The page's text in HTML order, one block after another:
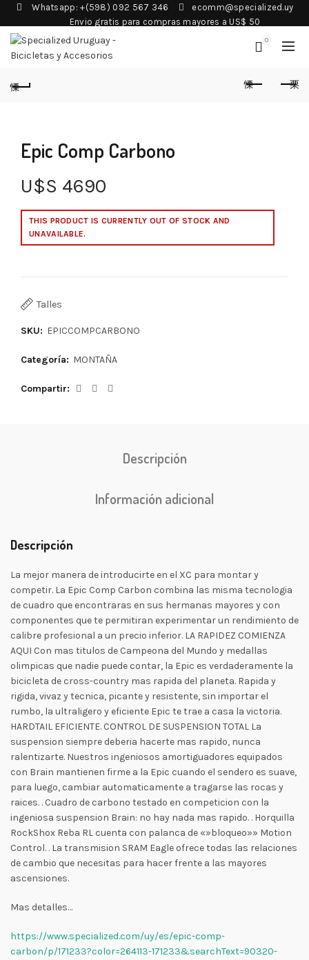
Whatsapp: +(598) 092 567 346
ecomm@specialized.uy
Envio gratis para compras mayores a US$ 50
0
Epic Comp Carbono
U$S 4690
THIS PRODUCT IS CURRENTLY OUT OF STOCK AND
UNAVAILABLE.
Talles
SKU: EPICCOMPCARBONO
Categoría: MONTAÑA
Compartir
Descripción
Información adicional
Descripción
La mejor manera de introducirte en el XC para montar y
competir. La Epic Comp Carbon combina las misma tecnologia
de cuadro que encontraras en sus hermanas mayores y con
componentes que te permitiran experimentar un rendimiento de
calibre profesional a un precio inferior. LA RAPIDEZ COMIENZA
AQUI Con mas titulos de Campeona del Mundo y medallas
olimpicas que nadie puede contar, la Epic es verdaderamente la
bicicleta de cross-country mas rapida del planeta. Rapida y
rigida, vivaz y tecnica, picante y resistente, sin importar el
rumbo, la ultraligero y eficiente Epic te trae a casa la victoria.
HARDTAIL EFICIENTE. CONTROL DE SUSPENSION TOTAL La
suspension siempre deberia hacerte mas rapido, nunca
ralentizarte. Nuestros ingeniosos amortiguadores equipados
con Brain mantienen firme a la Epic cuando el sendero es suave,
para luego, cambiar automaticamente a tragarse las rocas y
raices. . Cuadro de carbono testado en competicion con la
ingeniosa suspension Brain: no hay nada mas rapido. . Horquilla
RockShox Reba RL cuenta con palanca de «»bloqueo»» Motion
Control. . La transmision SRAM Eagle ofrece todas las relaciones
de cambio que necesitas para hacer frente a las mayores
ascensiones.
Mas detalles…
https://www.specialized.com/uy/es/epic-comp-
carbon/p/171233?color=264113-171233&searchText=90320-